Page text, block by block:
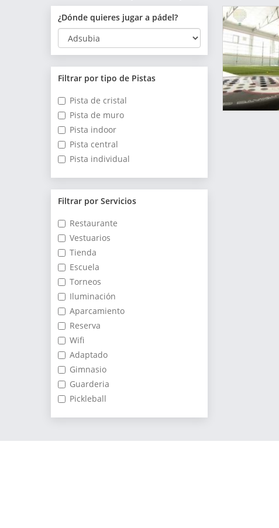
¿Dónde quieres jugar a pádel?
Filtrar por tipo de Pistas
Pista de cristal
Pista de muro
Pista indoor
Pista central
Pista individual
Filtrar por Servicios
Restaurante
Vestuarios
Tienda
Escuela
Torneos
Iluminación
Aparcamiento
Reserva
Wifi
Adaptado
Gimnasio
Guarderia
Pickleball